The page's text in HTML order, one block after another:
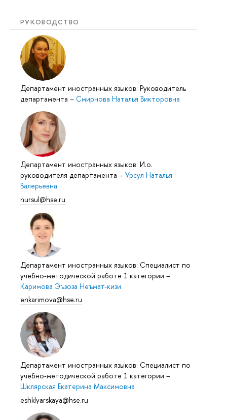
РУКОВОДСТВО
Департамент иностранных языков: Руководитель
департамента – Смирнова Наталья Викторовна
Департамент иностранных языков: И.о.
руководителя департамента – Урсул Наталья
Валерьевна
nursul@hse.ru
Департамент иностранных языков: Специалист по
учебно-методической работе 1 категории –
Каримова Эъзоза Неъмат-кизи
enkarimova@hse.ru
Департамент иностранных языков: Специалист по
учебно-методической работе 1 категории –
Шклярская Екатерина Максимовна
eshklyarskaya@hse.ru